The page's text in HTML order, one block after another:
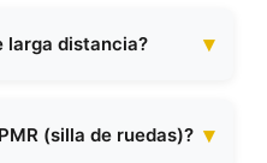
larga distancia?
(silla de ruedas)?